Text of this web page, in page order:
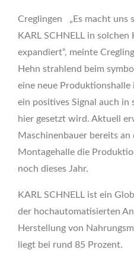
Creglingen „Es macht uns
KARL SCHNELL in
expandiert“, meinte
Hehn strahlend beim
eine neue Produktionshalle
ein positives Signal auch in
hier gesetzt wird. Aktuell
Maschinenbauer bereits an
Montagehalle die
noch dieses Jahr.
KARL SCHNELL ist ein
der hochautomatisierten
Herstellung von
liegt bei rund 85 Prozent.